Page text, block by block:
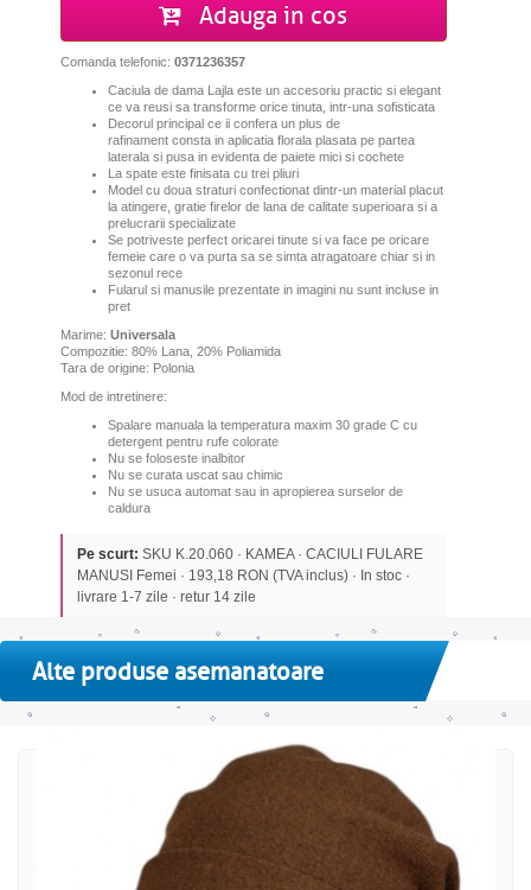
Adauga in cos
Comanda telefonic: 0371236357
Caciula de dama Lajla este un accesoriu practic si elegant
ce va reusi sa transforme orice tinuta, intr-una sofisticata
Decorul principal ce ii confera un plus de
rafinament consta in aplicatia florala plasata pe partea
laterala si pusa in evidenta de paiete mici si cochete
La spate este finisata cu trei pliuri
Model cu doua straturi confectionat dintr-un material placut
la atingere, gratie firelor de lana de calitate superioara si a
prelucrarii specializate
Se potriveste perfect oricarei tinute si va face pe oricare
femeie care o va purta sa se simta atragatoare chiar si in
sezonul rece
Fularul si manusile prezentate in imagini nu sunt incluse in
pret
Marime: Universala
Compozitie: 80% Lana, 20% Poliamida
Tara de origine: Polonia
Mod de intretinere:
Spalare manuala la temperatura maxim 30 grade C cu
detergent pentru rufe colorate
Nu se foloseste inalbitor
Nu se curata uscat sau chimic
Nu se usuca automat sau in apropierea surselor de
caldura
Pe scurt: SKU K.20.060 · KAMEA · CACIULI FULARE
MANUSI Femei · 193,18 RON (TVA inclus) · In stoc ·
livrare 1-7 zile · retur 14 zile
Alte produse asemanatoare